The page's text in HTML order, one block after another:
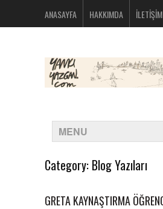
kors
ANASAYFA HAKKIMDA İLETIŞIM
MENU
Category: Blog Yazıları
GRETA KAYNAŞTIRMA